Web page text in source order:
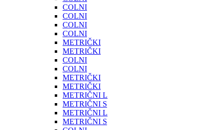
COLNI
COLNI
COLNI
COLNI
METRIČKI
METRIČKI
COLNI
COLNI
METRIČKI
METRIČKI
METRIČNI L
METRIČNI S
METRIČNI L
METRIČNI S